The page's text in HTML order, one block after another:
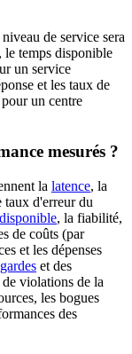
de service sera
le temps disponible
un service
et les taux de
un centre
mesurés ?
la latence, la
taux d'erreur du
, la fiabilité,
de coûts (par
et les dépenses
et des
violations de la
les bogues
des